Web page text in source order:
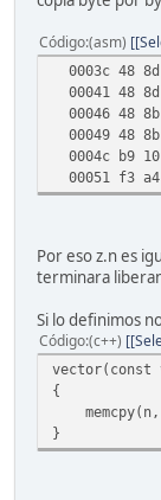
Código(asm)
0003c 48
00041 48
00046 48
00049 48
0004c b9
00051 f3 a4
Por eso z.n es
terminara
Si lo definimos
Código(c++)
vector(const
{
}